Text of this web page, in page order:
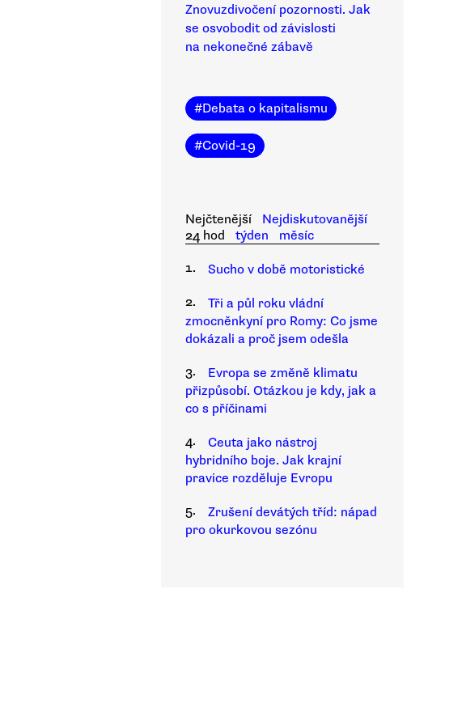
Znovuzdivočení pozornosti. Jak
se osvobodit od závislosti
na nekonečné zábavě
#Debata o kapitalismu
#Covid-19
Nejčtenější
Nejdiskutovanější
24 hod
týden
měsíc
1.
Sucho v době motoristické
2.
Tři a půl roku vládní
zmocněnkyní pro Romy: Co jsme
dokázali a proč jsem odešla
3.
Evropa se změně klimatu
přizpůsobí. Otázkou je kdy, jak a
co s příčinami
4.
Ceuta jako nástroj
hybridního boje. Jak krajní
pravice rozděluje Evropu
5.
Zrušení devátých tříd: nápad
pro okurkovou sezónu